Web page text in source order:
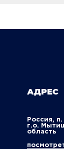
АДРЕС
Россия,
г.о.
область